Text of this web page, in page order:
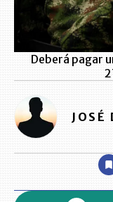
Deberá pagar
JOSÉ